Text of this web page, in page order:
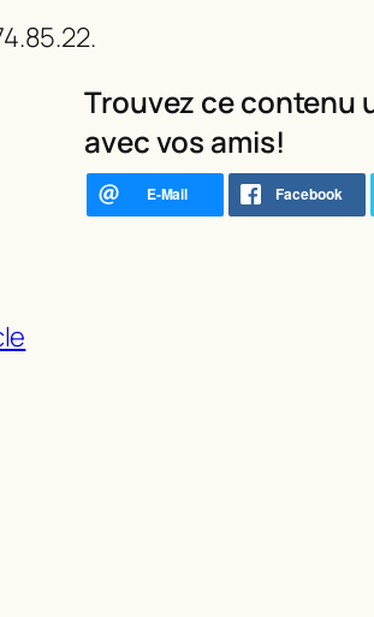
Trouvez ce contenu
avec vos amis!